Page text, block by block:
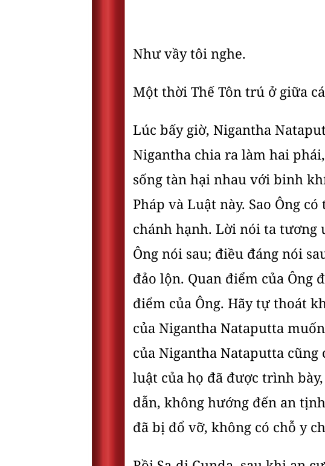
Như vầy tôi nghe.
Một thời Thế Tôn trú ở giữa
Lúc bấy giờ, Nigantha
Nigantha chia ra làm hai
sống tàn hại nhau với binh
Pháp và Luật này. Sao Ông
chánh hạnh. Lời nói ta
Ông nói sau; điều đáng nói
đảo lộn. Quan điểm của Ông
điểm của Ông. Hãy tự thoát
của Nigantha Nataputta
của Nigantha Nataputta
luật của họ đã được trình
dẫn, không hướng đến an
đã bị đổ vỡ, không có chỗ y